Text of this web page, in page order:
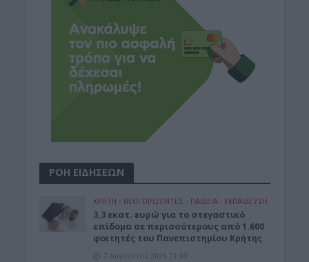
ΡΟΗ ΕΙΔΗΣΕΩΝ
ΚΡΗΤΗ • ΝΕΟΙ ΟΡΙΖΟΝΤΕΣ • ΠΑΙΔΕΙΑ - ΕΚΠΑΙΔΕΥΣΗ
3,3 εκατ. ευρώ για το στεγαστικό
επίδομα σε περισσότερους από 1.600
φοιτητές του Πανεπιστημίου Κρήτης
7 Αυγούστου 2026 21:03